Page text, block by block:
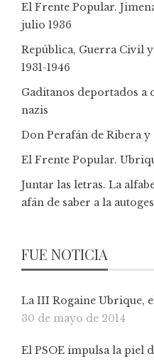
El Frente Popular.
julio 1936
República, Guerra Civil
1931-1946
Gaditanos deportados a
nazis
Don Perafán de Ribera
El Frente Popular.
Juntar las letras. La
afán de saber a la
FUE NOTICIA
La III Rogaine Ubrique,
30 de mayo de 2014
El PSOE impulsa la piel